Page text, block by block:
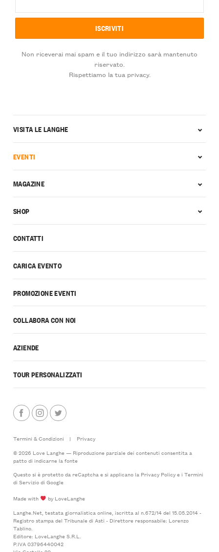
Non riceverai mai spam e il tuo indirizzo sarà mantenuto
riservato.
Rispettiamo la tua privacy.
CONTATTI
CARICA EVENTO
PROMOZIONE EVENTI
COLLABORA CON NOI
AZIENDE
TOUR PERSONALIZZATI
VISITA LE LANGHE
EVENTI
MAGAZINE
SHOP
Termini & Condizioni |
Privacy
© 2026 Love Langhe — Riproduzione parziale dei contenuti consentita a
patto di indicarne la fonte
Questo si è protetto da reCaptcha e si applicano la Privacy Policye i Termini
di Serviziodi Google
Made with
by LoveLanghe
Langhe.Net, testata giornalistica online, iscritta al n.672/14 del 15.05.2014 -
Registro stampa del Tribunale di Asti - Direttore responsabile: Lorenzo
Tablino.
Editore: LoveLanghe S.R.L.
P.IVA 03796440042